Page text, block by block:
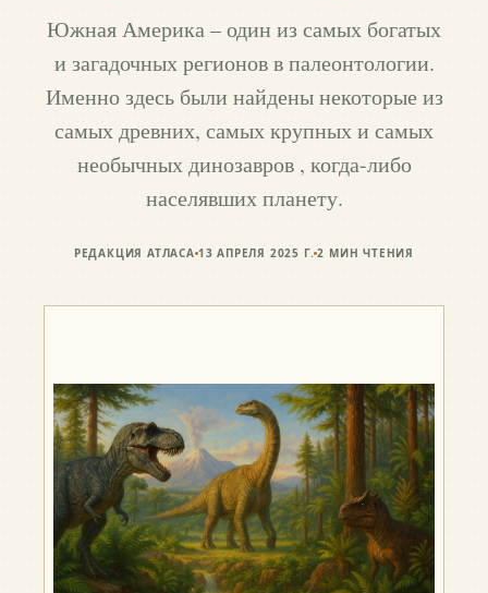
Южная Америка – один из самых богатых
и загадочных регионов в палеонтологии.
Именно здесь были найдены некоторые из
самых древних, самых крупных и самых
необычных динозавров , когда-либо
населявших планету.
РЕДАКЦИЯ АТЛАСА 13 АПРЕЛЯ 2025 Г. 2 МИН ЧТЕНИЯ